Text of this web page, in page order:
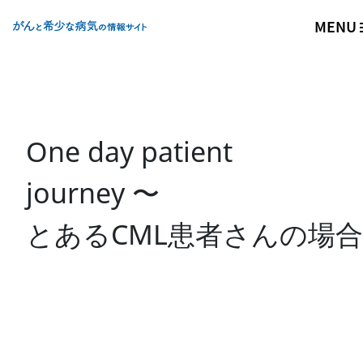
Site Logo MENU
One day patient
journey 〜
とあるCML患者さんの場